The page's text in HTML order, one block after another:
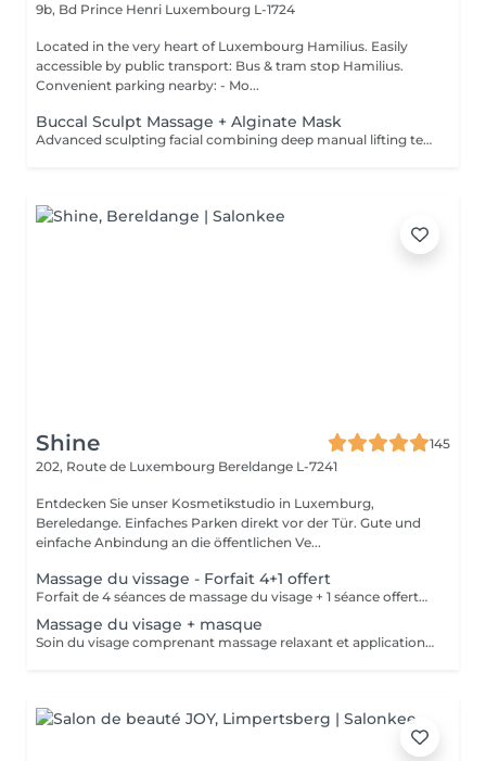
9b, Bd Prince Henri Luxembourg L-1724
Located in the very heart of Luxembourg Hamilius. Easily
accessible by public transport: Bus & tram stop Hamilius.
Convenient parking nearby: - Mo...
Buccal Sculpt Massage + Alginate Mask
Advanced sculpting facial combining deep manual lifting techniques with intraoral (buccal) massage to redefine facial contours, release muscle tension, and enhance natural lifting. Includes an alginate mask to calm the skin, restore hydration, and enhance the sculpting effect. Recommended course: 5-10 sessions, 1-2 times per week, followed by maintenance. BENEFITS: - Defined facial contours - Reduced puffiness - Improved circulation - Natural lifting effect - Muscle tension release INDICATIONS: - Loss of facial definition - Puffiness - Muscle tension - Dull skin - Early signs of aging CONTAINDICATIONS: - Active inflammation - Open wounds - Severe acne - Recent invasive procedures - Dental conditions (relative) AFTERCARE: - Stay hydrated - Avoid alcohol and salt on the same day - Maintain regular treatments Sculpt. Lift. Define.
Shine
145
202, Route de Luxembourg Bereldange L-7241
Entdecken Sie unser Kosmetikstudio in Luxemburg,
Bereledange. Einfaches Parken direkt vor der Tür. Gute und
einfache Anbindung an die öffentlichen Ve...
Massage du vissage - Forfait 4+1 offert
Forfait de 4 séances de massage du visage + 1 séance offerte. Soin relaxant et tonifiant favorisant la circulation, la détente musculaire et l'éclat de la peau. Forfait payable à l'avance et non remboursable. Les séances sont à planifier selon les disponibilités.
Massage du visage + masque
Soin du visage comprenant massage relaxant et application d'un masque adapté au type de peau. Aide à détendre les muscles du visage, améliorer la circulation et hydrater la peau.